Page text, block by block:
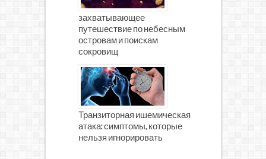
захватывающее
путешествие по небесным
островам и поискам
сокровищ
Транзиторная ишемическая
атака: симптомы, которые
нельзя игнорировать